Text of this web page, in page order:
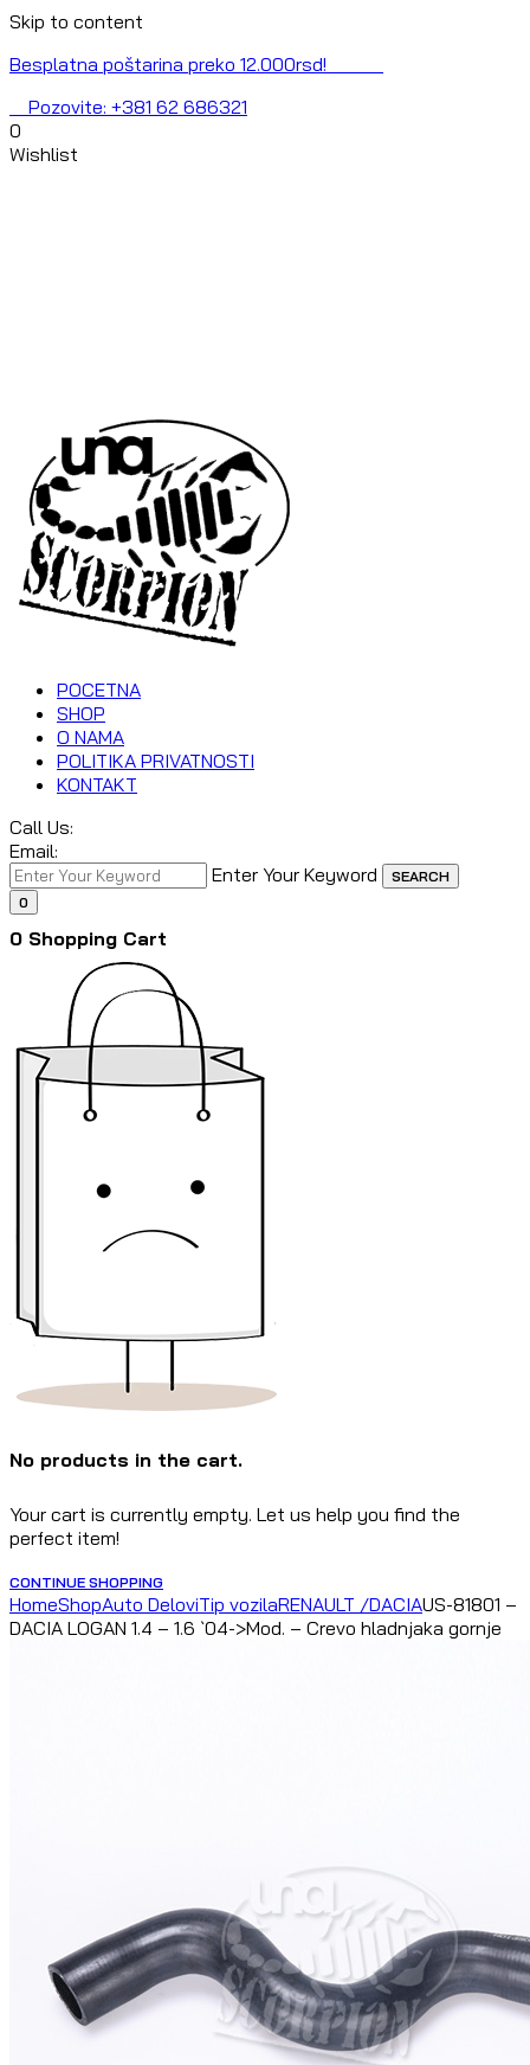
Skip to content
Besplatna poštarina preko 12.000rsd!
Pozovite: +381 62 686321
0
Wishlist
POCETNA
SHOP
O NAMA
POLITIKA PRIVATNOSTI
KONTAKT
Call Us:
Email:
Enter Your Keyword
SEARCH
0
0 Shopping Cart
No products in the cart.
Your cart is currently empty. Let us help you find the
perfect item!
CONTINUE SHOPPING
HomeShopAuto DeloviTip vozilaRENAULT /DACIAUS-81801 –
DACIA LOGAN 1.4 – 1.6 `04->Mod. – Crevo hladnjaka gornje